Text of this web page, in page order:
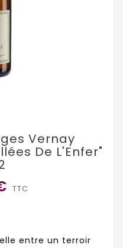
Vernay
De L'Enfer"
TTC
entre un terroir